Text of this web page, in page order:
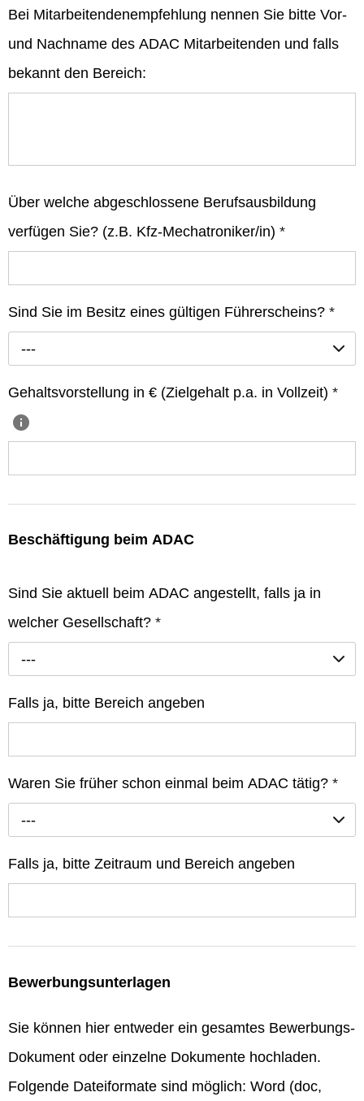
Bei Mitarbeitendenempfehlung nennen Sie bitte Vor-
und Nachname des ADAC Mitarbeitenden und falls
bekannt den Bereich:
Über welche abgeschlossene Berufsausbildung
verfügen Sie? (z.B. Kfz-Mechatroniker/in) *
Sind Sie im Besitz eines gültigen Führerscheins? *
---
Gehaltsvorstellung in € (Zielgehalt p.a. in Vollzeit) *
Beschäftigung beim ADAC
Sind Sie aktuell beim ADAC angestellt, falls ja in
welcher Gesellschaft? *
---
Falls ja, bitte Bereich angeben
Waren Sie früher schon einmal beim ADAC tätig? *
---
Falls ja, bitte Zeitraum und Bereich angeben
Bewerbungsunterlagen
Sie können hier entweder ein gesamtes Bewerbungs-
Dokument oder einzelne Dokumente hochladen.
Folgende Dateiformate sind möglich: Word (doc,